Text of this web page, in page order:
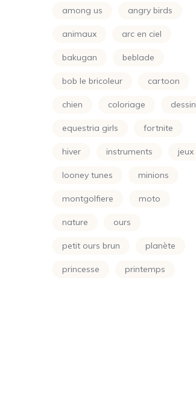
Pro
Raiponce
Rose
Scooby Doo
Shimer Et Shine
Simpson
Smurf
Soleil
Sonic
Spongbob
Sports
Star Wars
among us angry birds
animaux arc en ciel
bakugan beblade
bob le bricoleur cartoon
chien coloriage dessin
equestria girls fortnite
hiver instruments jeux
looney tunes minions
montgolfiere moto
nature ours
petit ours brun planète
princesse printemps